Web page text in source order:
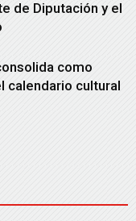
de Diputación y el
como
calendario cultural